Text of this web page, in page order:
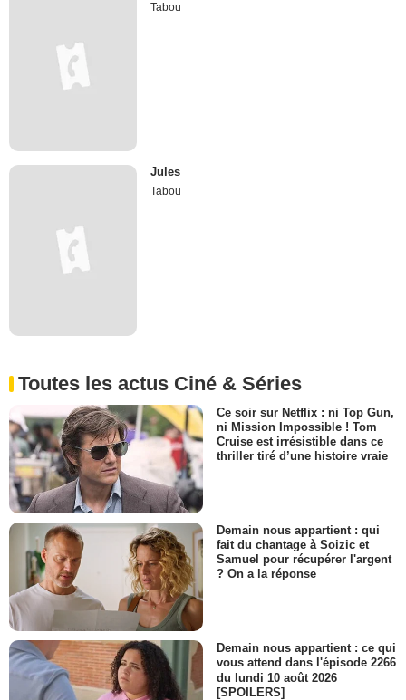
Tabou
Jules
Tabou
Toutes les actus Ciné & Séries
Ce soir sur Netflix : ni Top Gun,
ni Mission Impossible ! Tom
Cruise est irrésistible dans ce
thriller tiré d’une histoire vraie
Demain nous appartient : qui
fait du chantage à Soizic et
Samuel pour récupérer l'argent
? On a la réponse
Demain nous appartient : ce qui
vous attend dans l'épisode 2266
du lundi 10 août 2026
[SPOILERS]